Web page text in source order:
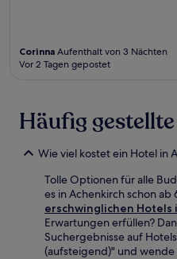
Corinna Aufenthalt von 3 Nächten
Vor 2 Tagen gepostet
Häufig
Wie viel kostet ein Hotel in
Tolle Optionen für alle
es in Achenkirch schon ab
erschwinglichen Hotels
Erwartungen erfüllen?
Suchergebnisse auf
(aufsteigend)" und